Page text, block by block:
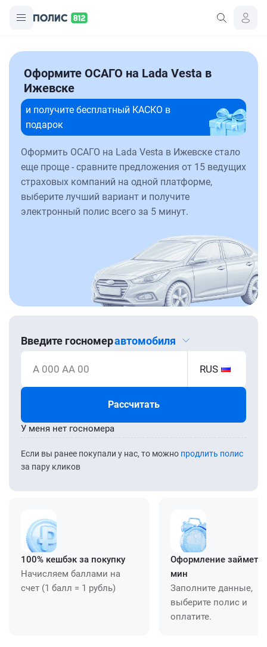
Оформите ОСАГО на Lada Vesta в
Ижевске
и получите бесплатный КАСКО в
подарок
Оформить ОСАГО на Lada Vesta в Ижевске стало
еще проще - сравните предложения от 15 ведущих
страховых компаний на одной платформе,
выберите лучший вариант и получите
электронный полис всего за 5 минут.
Введите госномеравтомобиля
А 000 АА 00 RUS
Рассчитать
Если вы ранее покупали у нас, то можно продлить полис
за пару кликов
У меня нет госномера
100% кешбэк за покупку
Начисляем баллами на
счет (1 балл = 1 рубль)
Оформление займет
мин
Заполните данные,
выберите полис и
оплатите.